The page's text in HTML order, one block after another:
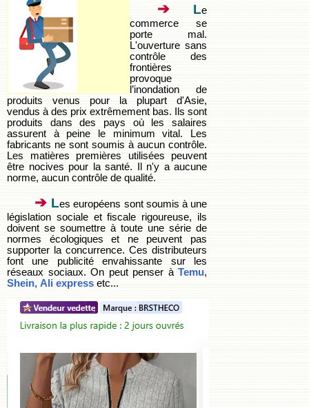
➔ Le
commerce se
porte mal.
L'ouverture sans
contrôle des
frontières
provoque
l’inondation de
produits venus pour la plupart d'Asie,
vendus à des prix extrêmement bas. Ils sont
produits dans des pays où les salaires
assurent à peine le minimum vital. Les
fabricants ne sont soumis à aucun contrôle.
Les matières premières utilisées peuvent
être nocives pour la santé. Il n'y a aucune
norme, aucun contrôle de qualité.
➔ Les européens sont soumis à une
législation sociale et fiscale rigoureuse, ils
doivent se soumettre à toute une série de
normes écologiques et ne peuvent pas
supporter la concurrence. Ces distributeurs
font une publicité envahissante sur les
réseaux sociaux. On peut penser à Temu,
Shein, Ali express etc...